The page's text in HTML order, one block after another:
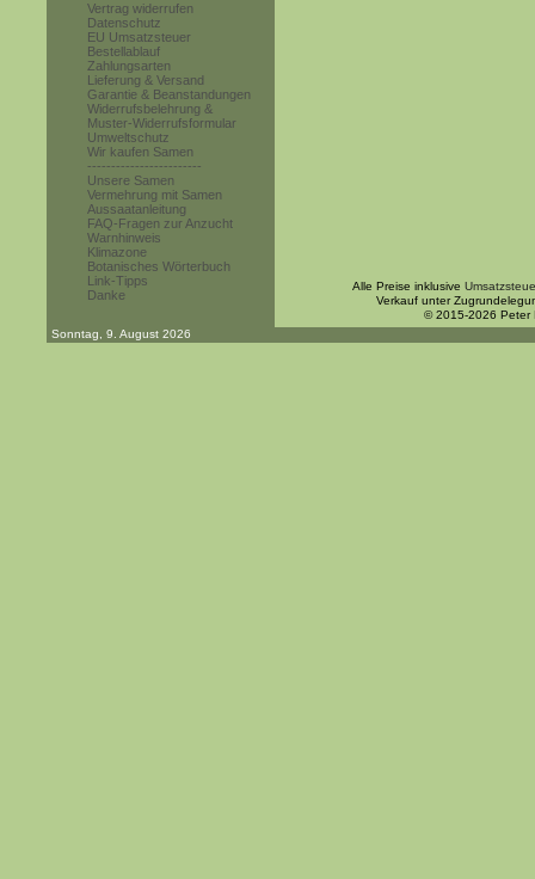
Vertrag widerrufen
Datenschutz
EU Umsatzsteuer
Bestellablauf
Zahlungsarten
Lieferung & Versand
Garantie & Beanstandungen
Widerrufsbelehrung &
Muster-Widerrufsformular
Umweltschutz
Wir kaufen Samen
------------------------
Unsere Samen
Vermehrung mit Samen
Aussaatanleitung
FAQ-Fragen zur Anzucht
Warnhinweis
Klimazone
Botanisches Wörterbuch
Link-Tipps
Danke
Alle Preise inklusive
Verkauf unter
© 2015-2026 Peter
Sonntag, 9. August 2026